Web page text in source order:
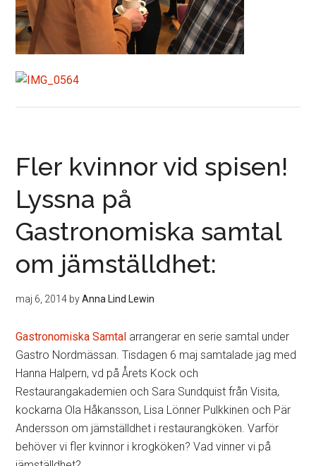
Fler kvinnor vid spisen!
Lyssna på
Gastronomiska samtal
om jämställdhet:
maj 6, 2014 byAnna Lind Lewin
Gastronomiska Samtal arrangerar en serie samtal under
Gastro Nordmässan. Tisdagen 6 maj samtalade jag med
Hanna Halpern, vd på Årets Kock och
Restaurangakademien och Sara Sundquist från Visita,
kockarna Ola Håkansson, Lisa Lönner Pulkkinen och Pär
Andersson om jämställdhet i restaurangköken. Varför
behöver vi fler kvinnor i krogköken? Vad vinner vi på